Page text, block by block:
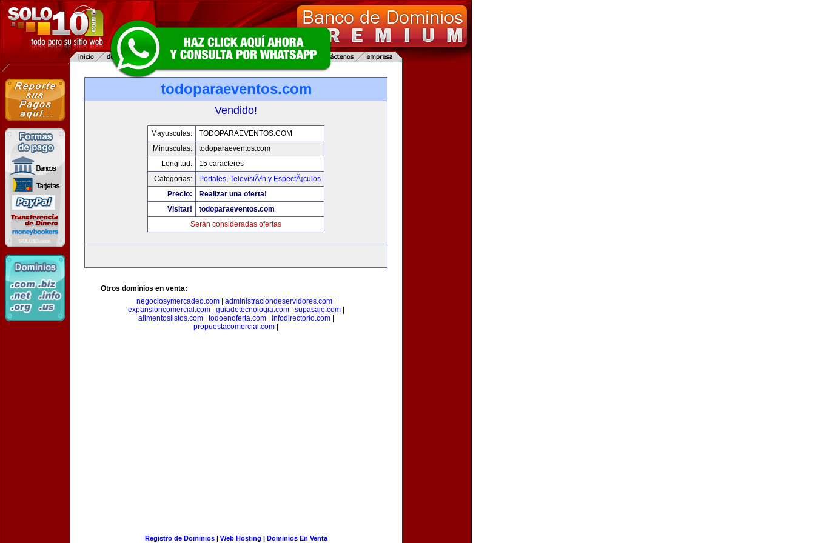
todoparaeventos.com
Vendido!
Mayusculas:
TODOPARAEVENTOS.COM
Minusculas:
todoparaeventos.com
Longitud:
15 caracteres
Categorias:
Portales, TelevisiÃ³n y EspectÃ¡culos
Precio:
Realizar una oferta!
Visitar!
todoparaeventos.com
Serán consideradas ofertas
Otros dominios en venta:
negociosymercadeo.com| administraciondeservidores.com|
expansioncomercial.com| guiadetecnologia.com| supasaje.com|
alimentoslistos.com| todoenoferta.com| infodirectorio.com|
propuestacomercial.com
Registro de Dominios| Web Hosting | Dominios En Venta